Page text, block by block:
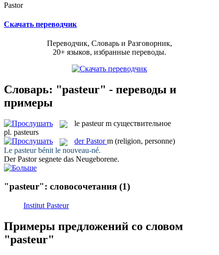
Pastor
Скачать переводчик
Переводчик, Словарь и Разговорник,
20+ языков, избранные переводы.
Словарь: "pasteur" - переводы и
примеры
le pasteur m существительное
pl. pasteurs
derPastor m (religion, personne)
Le pasteurbénit le nouveau-né.
DerPastorsegnete das Neugeborene.
"pasteur": словосочетания (1)
Institut Pasteur
Примеры предложений со словом
"pasteur"